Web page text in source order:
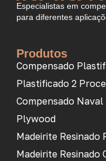
Especialistas em
para diferentes
Produtos
Compensado
Plastificado 2
Compensado Naval
Plywood
Madeirite Resinado
Madeirite Resinado